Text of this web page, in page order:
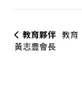
教育夥伴 教育
黃志豊會長